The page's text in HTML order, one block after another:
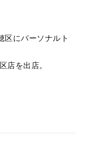
区にパーソナルト
店を出店。